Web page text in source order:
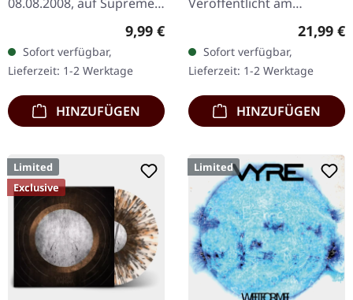
08.08.2008, auf Supreme
Chaos Records. Limitierte
CD-Version im DigiPak mit
12-seitgem Booklet.…
Regulärer Preis:
9,99 €
Sofort verfügbar,
Lieferzeit: 1-2 Werktage
HINZUFÜGEN
Veröffentlicht am
10.04.2015, auf Supreme
Transparentes Doppel-
Vinyl im schweren…
21,99 €
Sofort verfügbar,
Lieferzeit: 1-2 Werktage
HINZUFÜGEN
Limited
Exclusive
Limited